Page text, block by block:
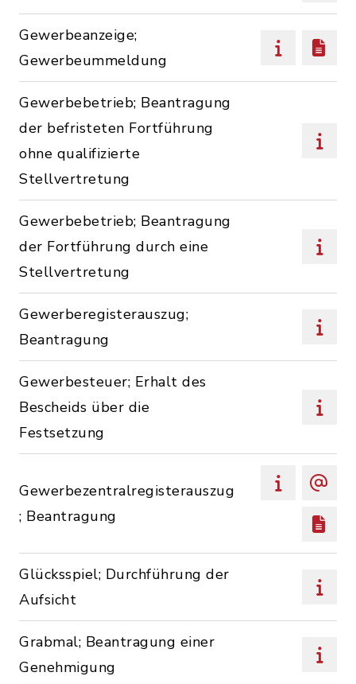
Gewerbeanzeige;
Gewerbeummeldung
Gewerbebetrieb; Beantragung
der befristeten Fortführung
ohne qualifizierte
Stellvertretung
Gewerbebetrieb; Beantragung
der Fortführung durch eine
Stellvertretung
Gewerberegisterauszug;
Beantragung
Gewerbesteuer; Erhalt des
Bescheids über die
Festsetzung
Gewerbezentralregisterauszug
; Beantragung
Glücksspiel; Durchführung der
Aufsicht
Grabmal; Beantragung einer
Genehmigung